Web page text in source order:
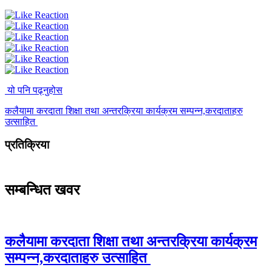
यो पनि पढ्नुहोस
कलैयामा करदाता शिक्षा तथा अन्तरक्रिया कार्यक्रम सम्पन्न,करदाताहरु
उत्साहित
प्रतिक्रिया
सम्बन्धित खवर
कलैयामा करदाता शिक्षा तथा अन्तरक्रिया कार्यक्रम
सम्पन्न,करदाताहरु उत्साहित